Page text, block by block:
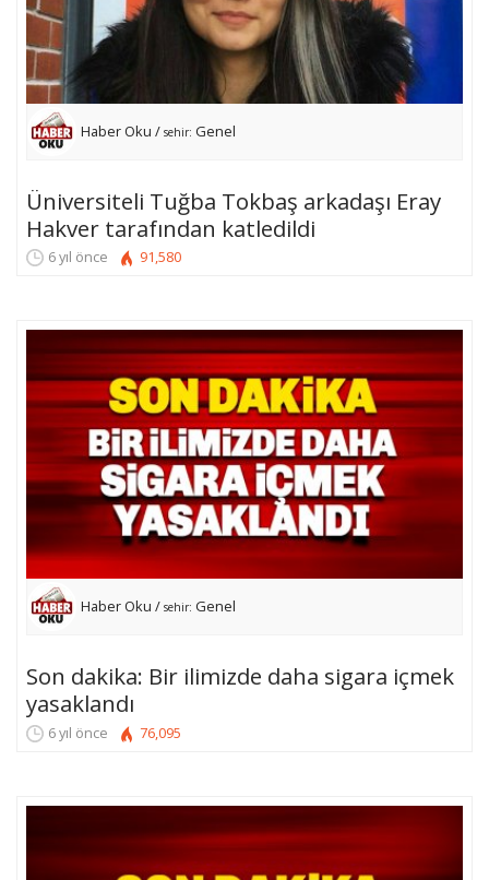
Haber Oku / sehir: Genel
Üniversiteli Tuğba Tokbaş arkadaşı Eray
Hakver tarafından katledildi
6 yıl önce 91,580
Haber Oku / sehir: Genel
Son dakika: Bir ilimizde daha sigara içmek
yasaklandı
6 yıl önce 76,095